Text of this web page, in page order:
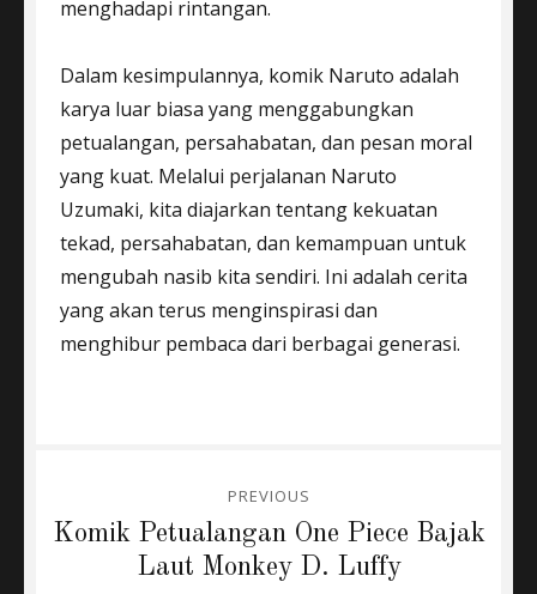
menghadapi rintangan.
Dalam kesimpulannya, komik Naruto adalah
karya luar biasa yang menggabungkan
petualangan, persahabatan, dan pesan moral
yang kuat. Melalui perjalanan Naruto
Uzumaki, kita diajarkan tentang kekuatan
tekad, persahabatan, dan kemampuan untuk
mengubah nasib kita sendiri. Ini adalah cerita
yang akan terus menginspirasi dan
menghibur pembaca dari berbagai generasi.
navigation
PREVIOUS
Previous
Komik Petualangan One Piece Bajak
Laut Monkey D. Luffy